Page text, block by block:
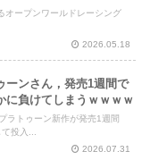
オープンワールドレーシング
2026.05.18
ーンさん，発売1週間で
に負けてしまうｗｗｗｗ
ラトゥーン新作が発売1週間
投入...
2026.07.31